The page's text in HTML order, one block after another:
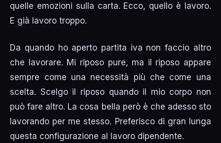
quelle emozioni sulla carta. Ecco, quello è lavoro.
E già lavoro troppo.
Da quando ho aperto partita iva non faccio altro
che lavorare. Mi riposo pure, ma il riposo appare
sempre come una necessità più che come una
scelta. Scelgo il riposo quando il mio corpo non
può fare altro. La cosa bella però è che adesso sto
lavorando per me stesso. Preferisco di gran lunga
questa configurazione al lavoro dipendente.